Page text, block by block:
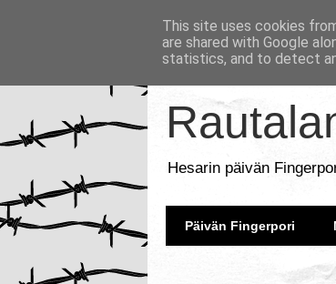
Hesarin päivän
Päivän Fingerpori
This site uses cookies
are shared with Google
statistics, and to detect